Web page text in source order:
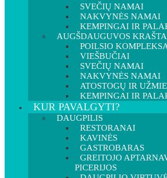
SVEČIŲ NAMAI
NAKVYNĖS NAMAI
KEMPINGAI IR
AUGŠDAUGUVOS
POILSIO
VIEŠBUČIAI
SVEČIŲ NAMAI
NAKVYNĖS NAMAI
ATOSTOGŲ IR
KEMPINGAI IR
KUR PAVALGYTI?
DAUGPILIS
RESTORANAI
KAVINĖS
GASTROBARAS
GREITOJO
PICERIJOS